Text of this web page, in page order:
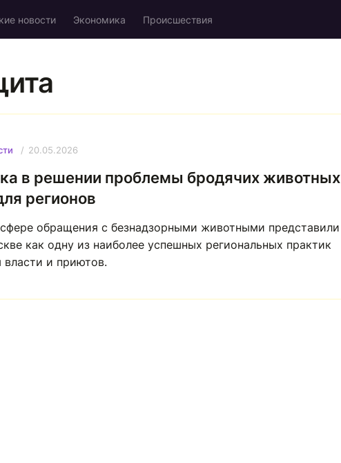
новости Экономика Происшествия
20.05.2026
в решении проблемы бродячих животных
регионов
обращения с безнадзорными животными представили
как одну из наиболее успешных региональных практик
власти и приютов.